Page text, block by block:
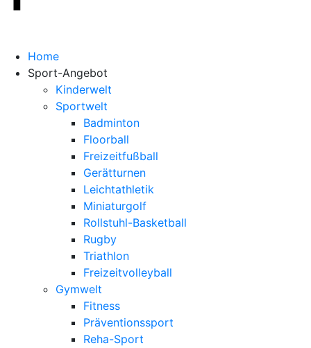
Home
Sport-Angebot
Kinderwelt
Sportwelt
Badminton
Floorball
Freizeitfußball
Gerätturnen
Leichtathletik
Miniaturgolf
Rollstuhl-Basketball
Rugby
Triathlon
Freizeitvolleyball
Gymwelt
Fitness
Präventionssport
Reha-Sport